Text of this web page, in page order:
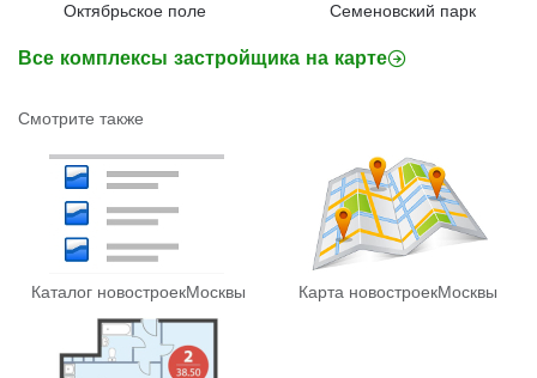
Октябрьское поле Семеновский парк
Все комплексы застройщика на карте
Смотрите также
Каталог новостроекМосквы Карта новостроекМосквы